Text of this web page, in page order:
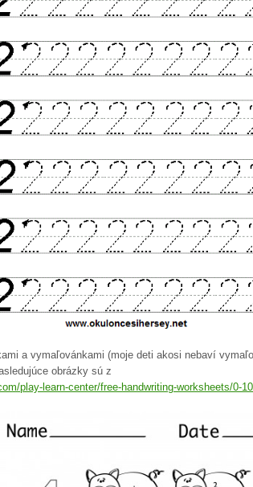
a vymaľovánkami (moje deti akosi nebaví
obrázky sú z
play-learn-center/free-handwriting-worksheets/0-